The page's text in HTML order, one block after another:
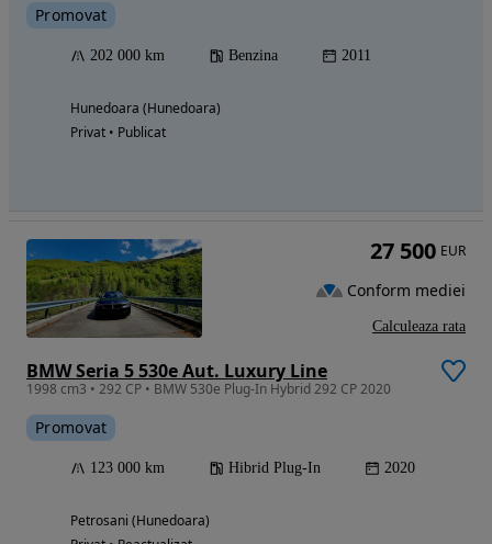
Promovat
202 000 km Benzina 2011
Hunedoara (Hunedoara)
Privat • Publicat
BMW Seria 5 530e Aut. Luxury Line
1998 cm3 • 292 CP • BMW 530e Plug-In Hybrid 292 CP 2020
Promovat
123 000 km Hibrid Plug-In 2020
Petrosani (Hunedoara)
27 500 EUR
Conform mediei
Calculeaza rata